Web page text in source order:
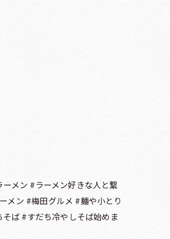
メン #ラーメン好きな人と繋
メン #梅田グルメ #麺や小とり
ば #すだち冷やしそば始めま